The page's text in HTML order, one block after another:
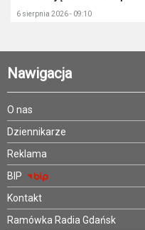
6 sierpnia 2026 - 09:10
Nawigacja
O nas
Dziennikarze
Reklama
BIP
Kontakt
Ramówka Radia Gdańsk